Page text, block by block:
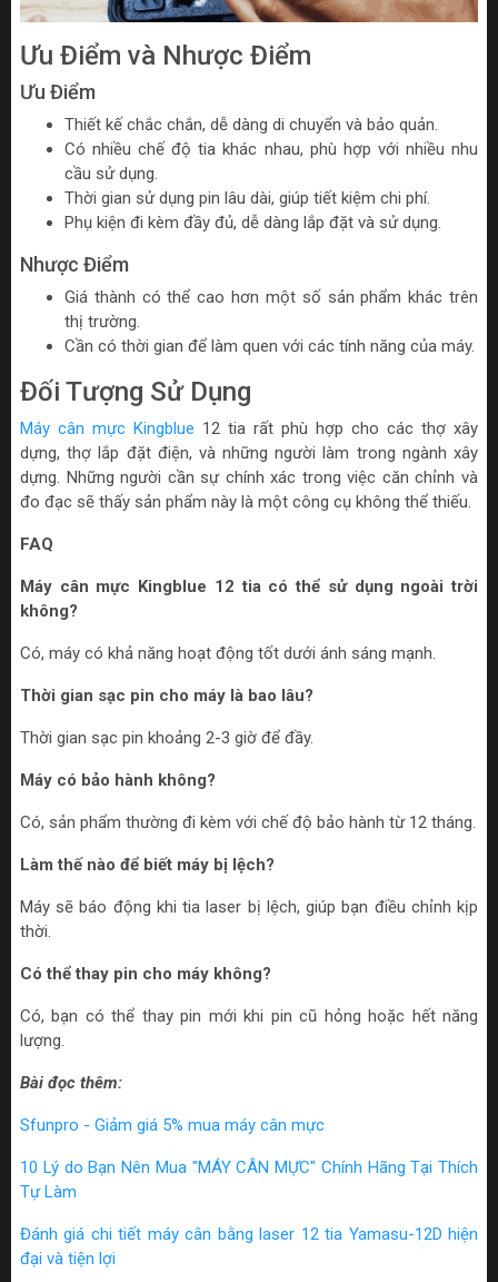
Ưu Điểm và Nhược Điểm
Ưu Điểm
Thiết kế chắc chắn, dễ dàng di chuyển và bảo quản.
Có nhiều chế độ tia khác nhau, phù hợp với nhiều nhu
cầu sử dụng.
Thời gian sử dụng pin lâu dài, giúp tiết kiệm chi phí.
Phụ kiện đi kèm đầy đủ, dễ dàng lắp đặt và sử dụng.
Nhược Điểm
Giá thành có thể cao hơn một số sản phẩm khác trên
thị trường.
Cần có thời gian để làm quen với các tính năng của máy.
Đối Tượng Sử Dụng
Máy cân mực Kingblue 12 tia rất phù hợp cho các thợ xây
dựng, thợ lắp đặt điện, và những người làm trong ngành xây
dựng. Những người cần sự chính xác trong việc căn chỉnh và
đo đạc sẽ thấy sản phẩm này là một công cụ không thể thiếu.
FAQ
Máy cân mực Kingblue 12 tia có thể sử dụng ngoài trời
không?
Có, máy có khả năng hoạt động tốt dưới ánh sáng mạnh.
Thời gian sạc pin cho máy là bao lâu?
Thời gian sạc pin khoảng 2-3 giờ để đầy.
Máy có bảo hành không?
Có, sản phẩm thường đi kèm với chế độ bảo hành từ 12 tháng.
Làm thế nào để biết máy bị lệch?
Máy sẽ báo động khi tia laser bị lệch, giúp bạn điều chỉnh kịp
thời.
Có thể thay pin cho máy không?
Có, bạn có thể thay pin mới khi pin cũ hỏng hoặc hết năng
lượng.
Bài đọc thêm:
Sfunpro - Giảm giá 5% mua máy cân mực
10 Lý do Bạn Nên Mua "MÁY CÂN MỰC" Chính Hãng Tại Thích
Tự Làm
Đánh giá chi tiết máy cân bằng laser 12 tia Yamasu-12D hiện
đại và tiện lợi